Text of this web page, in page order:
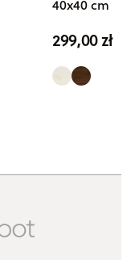
40x40 cm
299,00zł